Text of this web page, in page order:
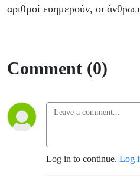
αριθμοί ευημερούν, οι
Comment (0)
Log in to continue. Log